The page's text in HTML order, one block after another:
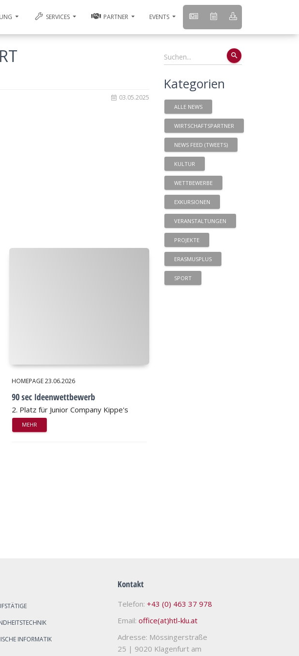
SERVICES PARTNER EVENTS
03.05.2025
HOMEPAGE23.06.2026
90 sec Ideenwettbewerb
2. Platz für Junior Company Kippe's
MEHR
search
Kategorien
ALLE NEWS
WIRTSCHAFTSPARTNER
NEWS FEED (TWEETS)
KULTUR
WETTBEWERBE
EXKURSIONEN
VERANSTALTUNGEN
PROJEKTE
ERASMUSPLUS
SPORT
INFORMATIK
Kontakt
Telefon: +43 (0) 463 37 978
Email: office(at)htl-klu.at
Adresse: Mössingerstraße
25 | 9020 Klagenfurt am